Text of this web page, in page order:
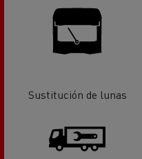
Sustitución de lunas